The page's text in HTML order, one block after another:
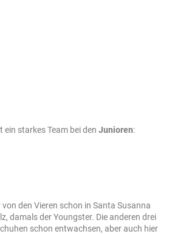
ein starkes Team bei den Junioren:
den Vieren schon in Santa Susanna
damals der Youngster. Die anderen drei
schon entwachsen, aber auch hier